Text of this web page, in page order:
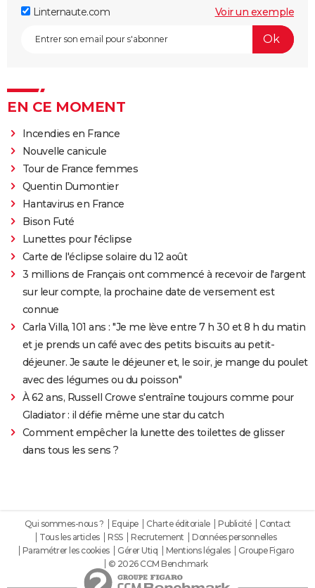
Linternaute.com Voir un exemple
EN CE MOMENT
Incendies en France
Nouvelle canicule
Tour de France femmes
Quentin Dumontier
Hantavirus en France
Bison Futé
Lunettes pour l'éclipse
Carte de l'éclipse solaire du 12 août
3 millions de Français ont commencé à recevoir de l'argent
sur leur compte, la prochaine date de versement est
connue
Carla Villa, 101 ans : "Je me lève entre 7 h 30 et 8 h du matin
et je prends un café avec des petits biscuits au petit-
déjeuner. Je saute le déjeuner et, le soir, je mange du poulet
avec des légumes ou du poisson"
À 62 ans, Russell Crowe s'entraîne toujours comme pour
Gladiator : il défie même une star du catch
Comment empêcher la lunette des toilettes de glisser
dans tous les sens ?
Qui sommes-nous ? Equipe Charte éditoriale Publicité
Contact
Tous les articles
RSS Recrutement
Données personnelles
Paramétrer les cookies
Gérer Utiq Mentions légales
Groupe Figaro
© 2026 CCM Benchmark